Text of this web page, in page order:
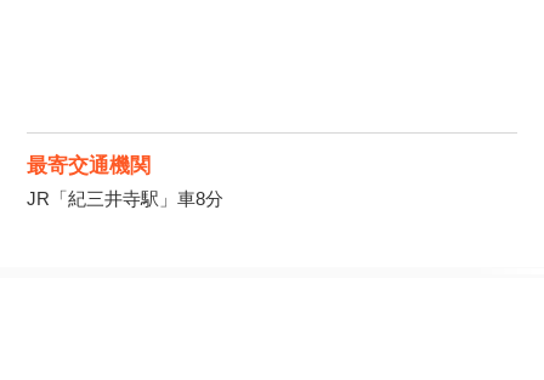
最寄交通機関
JR「紀三井寺駅」車8分